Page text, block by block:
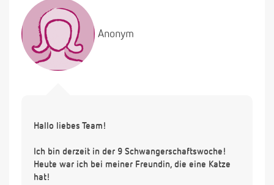
Anonym
Hallo liebes Team!
Ich bin derzeit in der 9 Schwangerschaftswoche!
Heute war ich bei meiner Freundin, die eine Katze
hat!